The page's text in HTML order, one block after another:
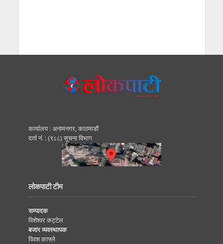
कार्यालय : अनामनगर, काठमाडाैं
दर्ता नं. : (९८८) सूचना विभाग
लोकपाटी टीम
सम्पादक
विशेश्वर कट्टेल
बजार व्यवस्थापक
विवश काफ्ले